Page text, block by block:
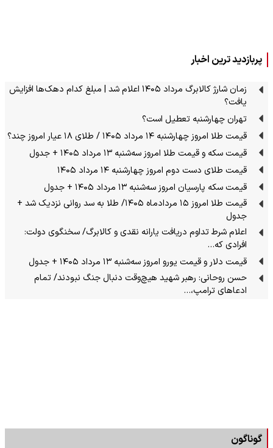
پربازدید ترین اخبار
زمان شارژ کالابرگ مرداد ۱۴۰۵ اعلام شد | مبلغ کدام دهک‌ها افزایش
یافت؟
تهران چهارشنبه تعطیل است؟
قیمت طلا امروز چهارشنبه ۱۴ مرداد ۱۴۰۵ / طلای ۱۸ عیار امروز چند؟
قیمت سکه و قیمت طلا امروز سه‌شنبه ۱۳ مرداد ۱۴۰۵ + جدول
قیمت طلای دست دوم امروز چهارشنبه ۱۴ مرداد ۱۴۰۵
قیمت سکه پارسیان امروز سه‌شنبه ۱۳ مرداد ۱۴۰۵ + جدول
قیمت طلا امروز ۱۵ مردادماه ۱۴۰۵/ طلا به سد روانی نزدیک شد +
جدول
اعلام شرط تداوم دریافت یارانه نقدی و کالابرگ/ سخنگوی دولت:
افرادی که…
قیمت دلار و قیمت یورو امروز سه‌شنبه ۱۳ مرداد ۱۴۰۵ + جدول
حسن روحانی: رهبر شهید هیچ‌وقت دنبال جنگ نبودند/ تمام
ادعاهای ترامپ،…
گوناگون